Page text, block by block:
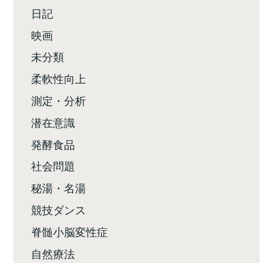
日記
映画
未分類
柔軟性向上
測定・分析
潜在意識
発酵食品
社会問題
秘湯・名湯
競技ダンス
脊髄小脳変性症
自然療法